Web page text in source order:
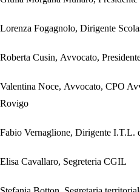
Lorenza Fogagnolo, Dirigente
Roberta Cusin, Avvocato,
Valentina Noce, Avvocato, CPO
Rovigo
Fabio Vernaglione, Dirigente I.T.L.
Elisa Cavallaro, Segreteria CGIL